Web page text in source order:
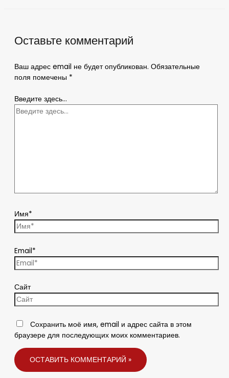
Оставьте комментарий
Ваш адрес email не будет опубликован. Обязательные
поля помечены *
Введите здесь...
Имя*
Email*
Сайт
Сохранить моё имя, email и адрес сайта в этом
браузере для последующих моих комментариев.